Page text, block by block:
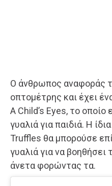
Ο άνθρωπος αναφοράς
οπτομέτρης και έχει
A Child’s Eyes, το οποίο
γυαλιά για παιδιά. Η
Truffles θα μπορούσε
γυαλιά για να βοηθήσει
άνετα φορώντας τα.